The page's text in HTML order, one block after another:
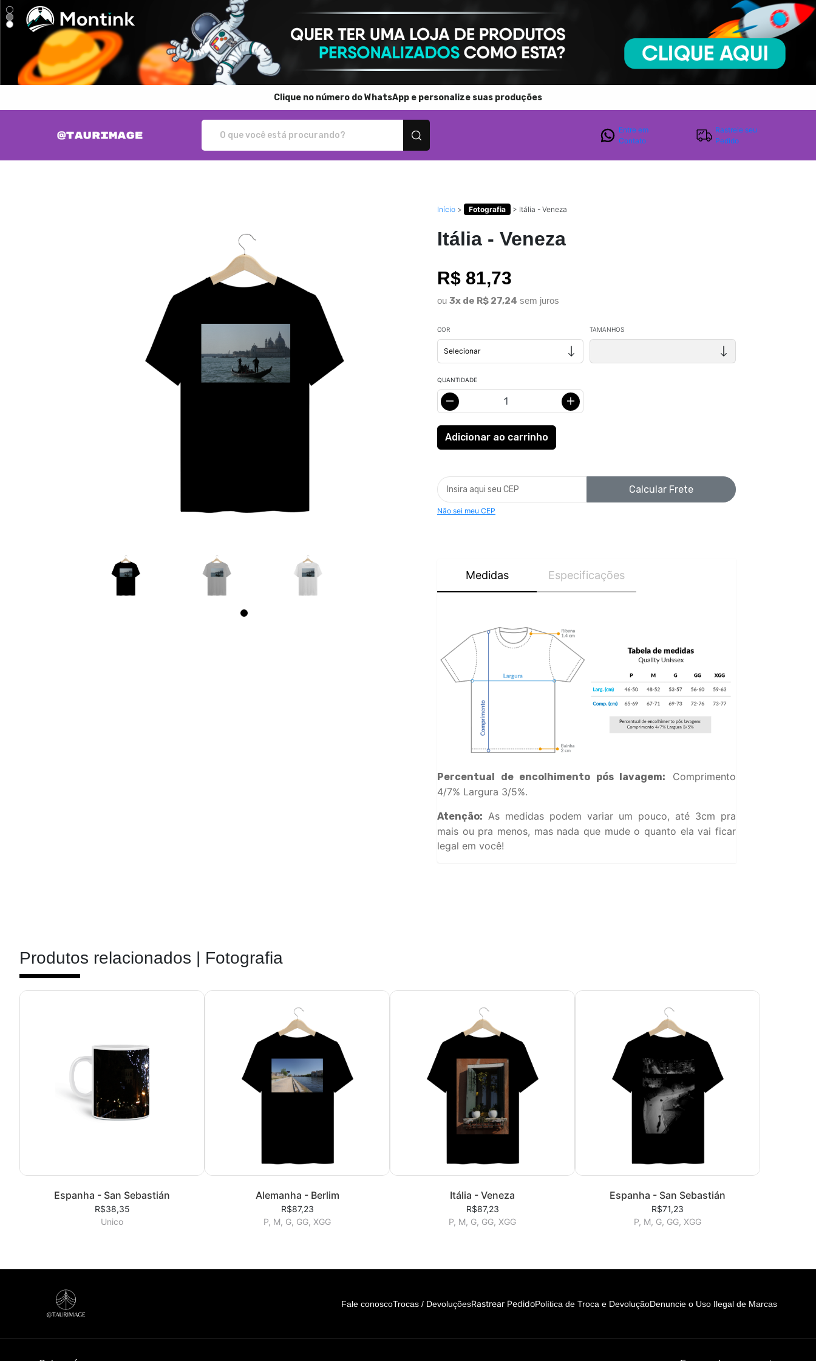
Clique no número do WhatsApp e personalize suas produções
Entre em
Contato
Rastreie seu
Pedido
Início > Fotografia > Itália - Veneza
Itália - Veneza
R$ 81,73
ou 3x de R$ 27,24 sem juros
COR TAMANHOS
QUANTIDADE
Calcular Frete
Não sei meu CEP
Medidas Especificações
Percentual de encolhimento pós lavagem:
Comprimento
4/7% Largura 3/5%.
Atenção: As medidas podem variar um pouco, até 3cm pra
mais ou pra menos, mas nada que mude o quanto ela vai ficar
legal em você!
Produtos relacionados | Fotografia
Espanha - San Sebastián
R$38,35
Unico
Alemanha - Berlim
R$87,23
P, M, G, GG, XGG
Itália - Veneza
R$87,23
P, M, G, GG, XGG
Espanha - San Sebastián
R$71,23
P, M, G, GG, XGG
Fale conoscoTrocas / DevoluçõesRastrear PedidoPolítica de Troca e DevoluçãoDenuncie o Uso Ilegal de Marcas